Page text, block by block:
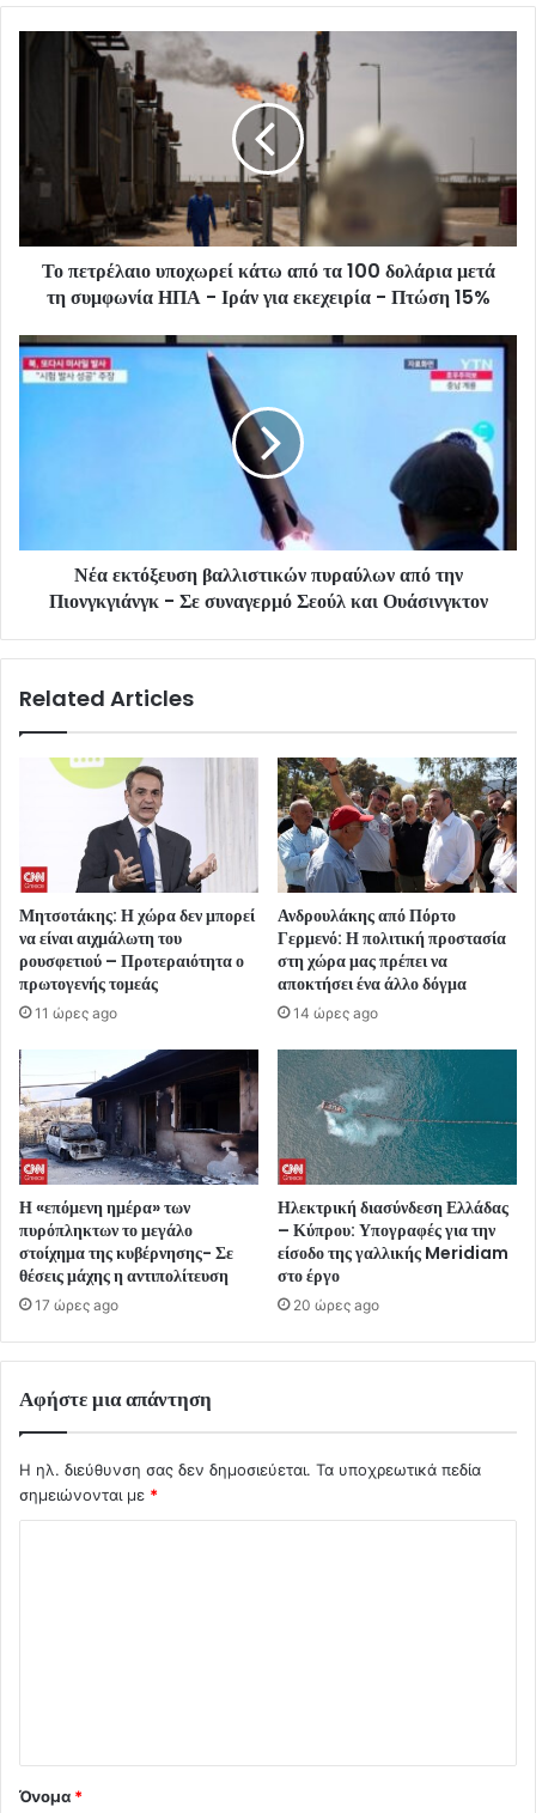
Το πετρέλαιο υποχωρεί κάτω από τα 100 δολάρια μετά
τη συμφωνία ΗΠΑ - Ιράν για εκεχειρία - Πτώση 15%
Νέα εκτόξευση βαλλιστικών πυραύλων από την
Πιονγκγιάνγκ - Σε συναγερμό Σεούλ και Ουάσινγκτον
Related Articles
Μητσοτάκης: Η χώρα δεν μπορεί
να είναι αιχμάλωτη του
ρουσφετιού – Προτεραιότητα ο
πρωτογενής τομεάς
11 ώρες ago
Ανδρουλάκης από Πόρτο
Γερμενό: Η πολιτική προστασία
στη χώρα μας πρέπει να
αποκτήσει ένα άλλο δόγμα
14 ώρες ago
Η «επόμενη ημέρα» των
πυρόπληκτων το μεγάλο
στοίχημα της κυβέρνησης- Σε
θέσεις μάχης η αντιπολίτευση
17 ώρες ago
Ηλεκτρική διασύνδεση Ελλάδας
– Κύπρου: Υπογραφές για την
είσοδο της γαλλικής Meridiam
στο έργο
20 ώρες ago
Αφήστε μια απάντηση
Η ηλ. διεύθυνση σας δεν δημοσιεύεται. Τα υποχρεωτικά πεδία
σημειώνονται με *
Όνομα *